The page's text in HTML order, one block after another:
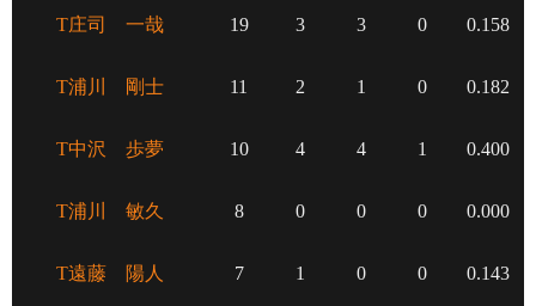
T庄司 一哉 19 3 3 0 0.158
T浦川 剛士 11 2 1 0 0.182
T中沢 歩夢 10 4 4 1 0.400
T浦川 敏久 8 0 0 0 0.000
T遠藤 陽人 7 1 0 0 0.143